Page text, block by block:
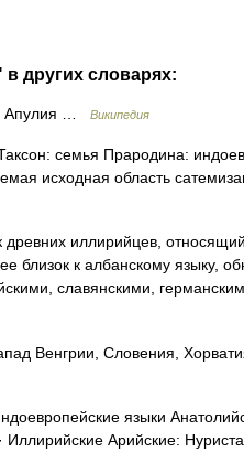
других словарях:
Апулия … Википедия
семья Прародина:
исходная область
иллирийцев,
близок к албанскому языку,
славянскими,
Венгрии, Словения,
языки
Арийские: